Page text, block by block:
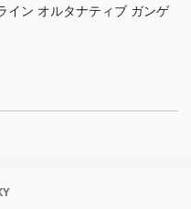
イン オルタナティブ ガンゲ